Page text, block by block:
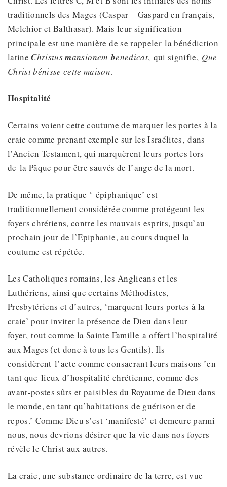
traditionnels des Mages (Caspar – Gaspard en français,
Melchior et Balthasar). Mais leur signification
principale est une manière de se rappeler la bénédiction
latineChristusmansionembenedicat, qui signifie, Que
Christ bénisse cette maison.
Hospitalité
Certains voient cette coutume de marquer les portes à la
craie comme prenant exemple sur les Israélites, dans
l’Ancien Testament, qui marquèrent leurs portes lors
de la Pâque pour être sauvés de l’ange de la mort.
De même, la pratique ‘ épiphanique’ est
traditionnellement considérée comme protégeant les
foyers chrétiens, contre les mauvais esprits, jusqu’au
prochain jour de l’Epiphanie, au cours duquel la
coutume est répétée.
Les Catholiques romains, les Anglicans et les
Luthériens, ainsi que certains Méthodistes,
Presbytériens et d’autres, ‘marquent leurs portes à la
craie’ pour inviter la présence de Dieu dans leur
foyer, tout comme la Sainte Famille a offert l’hospitalité
aux Mages (et donc à tous les Gentils). Ils
considèrent l’acte comme consacrant leurs maisons ’en
tant que lieux d’hospitalité chrétienne, comme des
avant-postes sûrs et paisibles du Royaume de Dieu dans
le monde, en tant qu’habitations de guérison et de
repos.’ Comme Dieu s’est ‘manifesté’ et demeure parmi
nous, nous devrions désirer que la vie dans nos foyers
révèle le Christ aux autres.
La craie, une substance ordinaire de la terre, est vue